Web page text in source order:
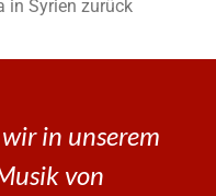
in Syrien zurück
in unserem
von